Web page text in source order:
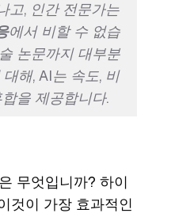
고, 인간 전문가는
에서 비할 수 없습
논문까지 대부분
해, AI는 속도, 비
을 제공합니다.
무엇입니까? 하이
것이 가장 효과적인